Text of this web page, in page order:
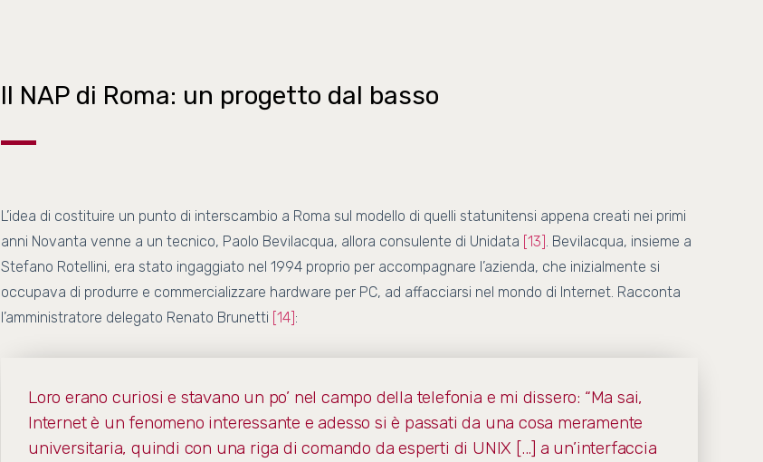
Il NAP di Roma: un progetto dal basso
L’idea di costituire un punto di interscambio a Roma sul modello di quelli statunitensi appena creati nei primi
anni Novanta venne a un tecnico, Paolo Bevilacqua, allora consulente di Unidata [13]. Bevilacqua, insieme a
Stefano Rotellini, era stato ingaggiato nel 1994 proprio per accompagnare l’azienda, che inizialmente si
occupava di produrre e commercializzare hardware per PC, ad affacciarsi nel mondo di Internet. Racconta
l’amministratore delegato Renato Brunetti [14]:
Loro erano curiosi e stavano un po’ nel campo della telefonia e mi dissero: “Ma sai,
Internet è un fenomeno interessante e adesso si è passati da una cosa meramente
universitaria, quindi con una riga di comando da esperti di UNIX [...] a un’interfaccia